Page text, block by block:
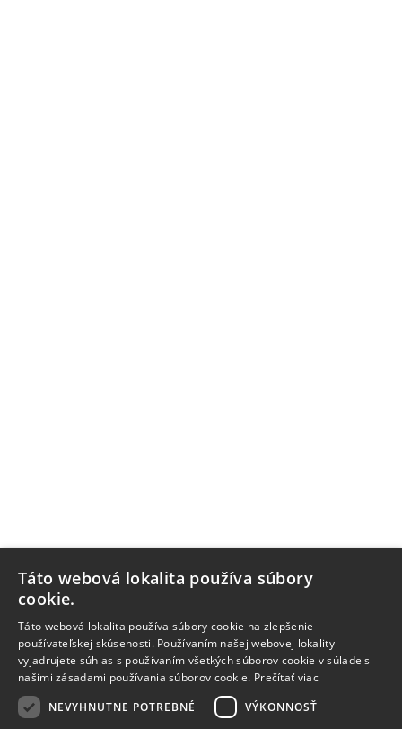
Táto webová lokalita používa súbory
cookie.
Táto webová lokalita používa súbory cookie na zlepšenie
používateľskej skúsenosti. Používaním našej webovej lokality
vyjadrujete súhlas s používaním všetkých súborov cookie v súlade s
našimi zásadami používania súborov cookie. Prečítať viac
NEVYHNUTNE POTREBNÉ
VÝKONNOSŤ